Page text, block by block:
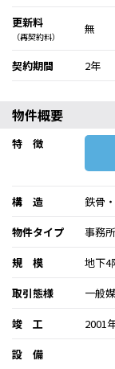
更新料
（再契約料）
無
契約期間 2年
物件概要
特 徴
構 造
鉄骨
物件タイプ
事務所
規 模
地下4
取引態様
一般
竣 工
2001
設 備